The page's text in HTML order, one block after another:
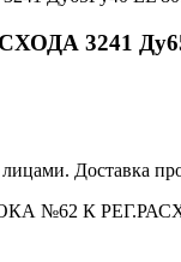
3241
Доставка
№62 К